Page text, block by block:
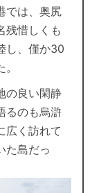
では、奥尻
残惜しくも
し、僅か30
の良い閑静
るのも烏滸
広く訪れて
た島だっ